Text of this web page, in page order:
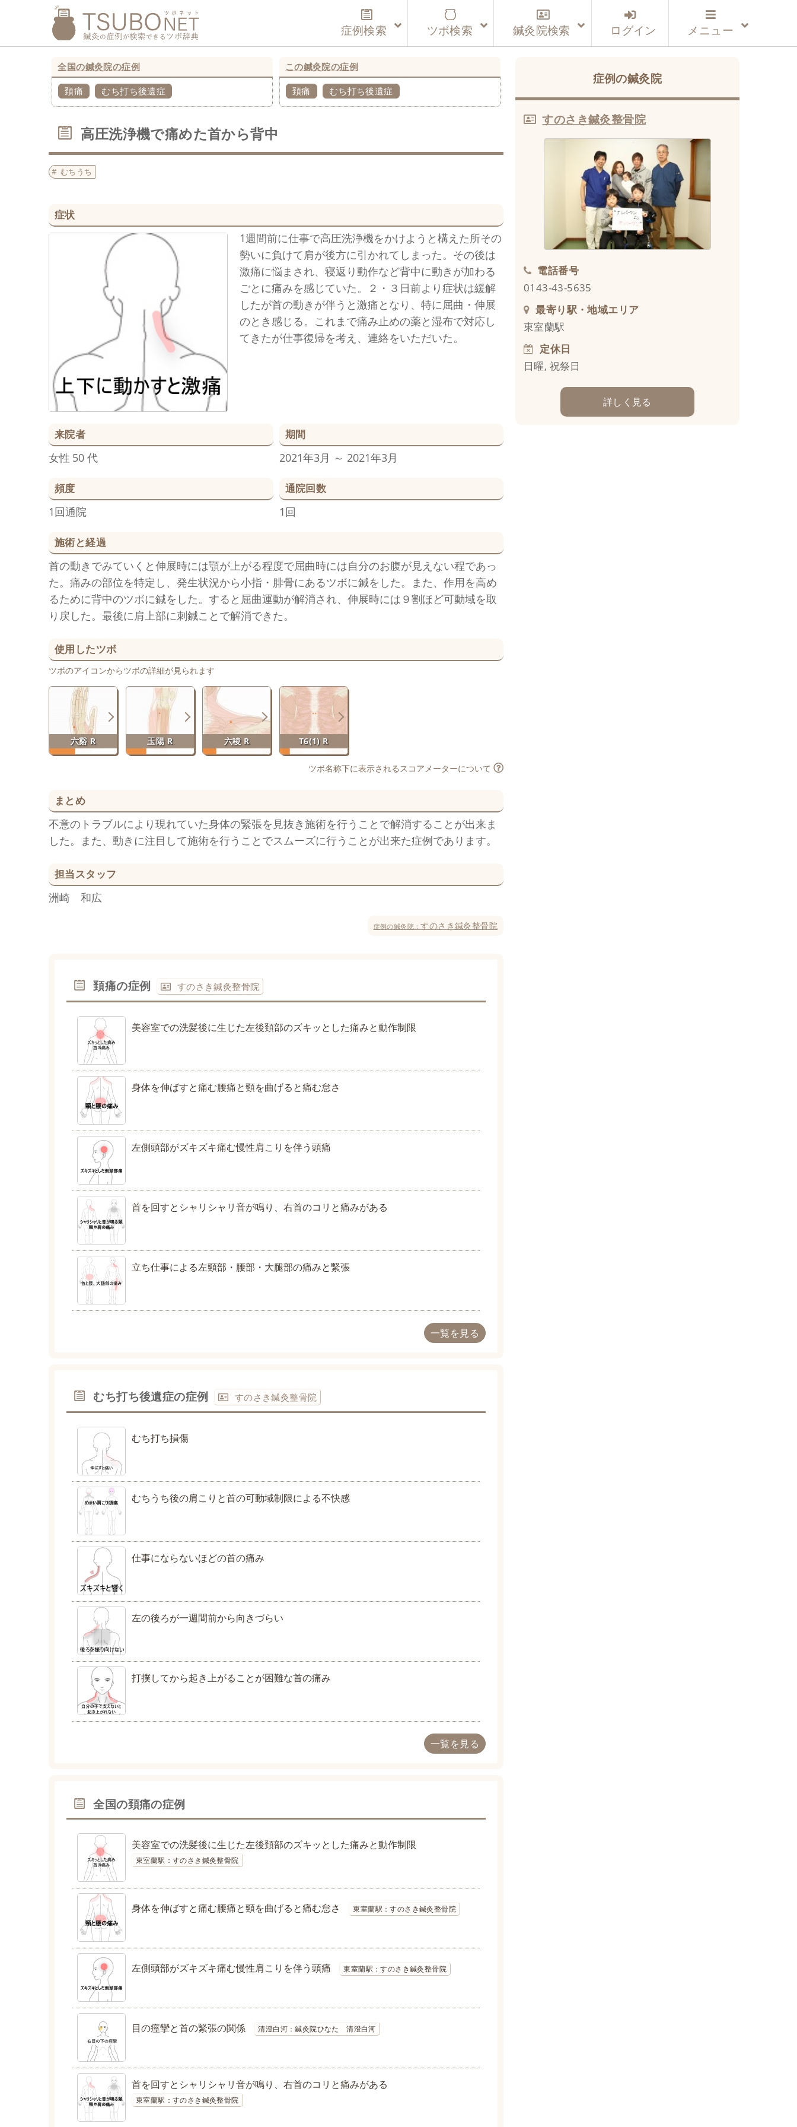
症例検索 ツボ検索 鍼灸院検索 ログイン メニュー
全国の鍼灸院の症例
頚痛 むち打ち後遺症
この鍼灸院の症例
頚痛 むち打ち後遺症
高圧洗浄機で痛めた首から背中
むちうち
症状
1週間前に仕事で高圧洗浄機をかけようと構えた所その
勢いに負けて肩が後方に引かれてしまった。その後は
激痛に悩まされ、寝返り動作など背中に動きが加わる
ごとに痛みを感じていた。２・３日前より症状は緩解
したが首の動きが伴うと激痛となり、特に屈曲・伸展
のとき感じる。これまで痛み止めの薬と湿布で対応し
てきたが仕事復帰を考え、連絡をいただいた。
来院者
女性 50 代
期間
2021年3月 ～ 2021年3月
頻度
1回通院
通院回数
1回
施術と経過
首の動きでみていくと伸展時には顎が上がる程度で屈曲時には自分のお腹が見えない程であっ
た。痛みの部位を特定し、発生状況から小指・腓骨にあるツボに鍼をした。また、作用を高め
るために背中のツボに鍼をした。すると屈曲運動が解消され、伸展時には９割ほど可動域を取
り戻した。最後に肩上部に刺鍼ことで解消できた。
使用したツボ
ツボのアイコンからツボの詳細が見られます
六谿 R 玉陽 R 六稜 R T6(1) R
ツボ名称下に表示されるスコアメーターについて
まとめ
不意のトラブルにより現れていた身体の緊張を見抜き施術を行うことで解消することが出来ま
した。また、動きに注目して施術を行うことでスムーズに行うことが出来た症例であります。
担当スタッフ
洲崎 和広
症例の鍼灸院：すのさき鍼灸整骨院
頚痛の症例 すのさき鍼灸整骨院
美容室での洗髪後に生じた左後頚部のズキッとした痛みと動作制限
身体を伸ばすと痛む腰痛と頸を曲げると痛む怠さ
左側頭部がズキズキ痛む慢性肩こりを伴う頭痛
首を回すとシャリシャリ音が鳴り、右首のコリと痛みがある
立ち仕事による左頸部・腰部・大腿部の痛みと緊張
一覧を見る
むち打ち後遺症の症例 すのさき鍼灸整骨院
むち打ち損傷
むちうち後の肩こりと首の可動域制限による不快感
仕事にならないほどの首の痛み
左の後ろが一週間前から向きづらい
打撲してから起き上がることが困難な首の痛み
一覧を見る
全国の頚痛の症例
美容室での洗髪後に生じた左後頚部のズキッとした痛みと動作制限
東室蘭駅：すのさき鍼灸整骨院
身体を伸ばすと痛む腰痛と頸を曲げると痛む怠さ 東室蘭駅：すのさき鍼灸整骨院
左側頭部がズキズキ痛む慢性肩こりを伴う頭痛 東室蘭駅：すのさき鍼灸整骨院
目の痙攣と首の緊張の関係 清澄白河：鍼灸院ひなた 清澄白河
首を回すとシャリシャリ音が鳴り、右首のコリと痛みがある
東室蘭駅：すのさき鍼灸整骨院
症例の鍼灸院
すのさき鍼灸整骨院
電話番号
0143-43-5635
最寄り駅・地域エリア
東室蘭駅
定休日
日曜, 祝祭日
詳しく見る